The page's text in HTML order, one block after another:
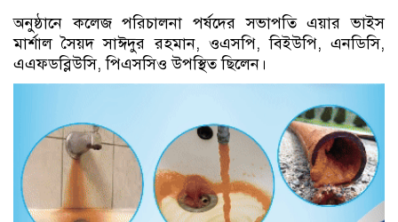
অনুষ্ঠানে কলেজ পরিচালনা পর্ষদের সভাপতি এয়ার ভাইস
মার্শাল সৈয়দ সাঈদুর রহমান, ওএসপি, বিইউপি, এনডিসি,
এএফডব্লিউসি, পিএসসিও উপস্থিত ছিলেন।